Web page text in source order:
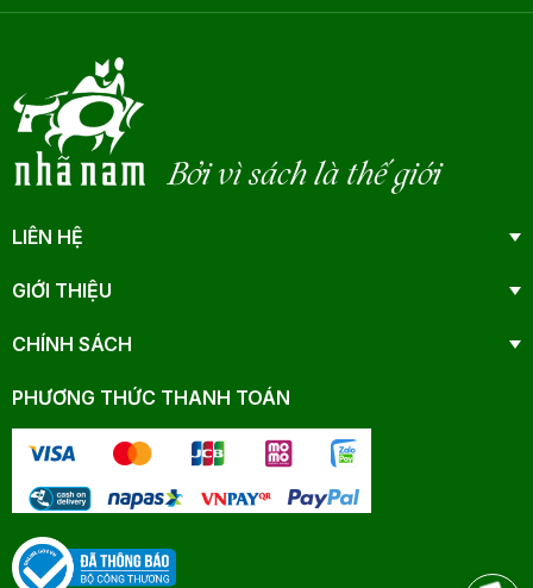
Bởi vì sách là thế giới
LIÊN HỆ
GIỚI THIỆU
CHÍNH SÁCH
PHƯƠNG THỨC THANH TOÁN